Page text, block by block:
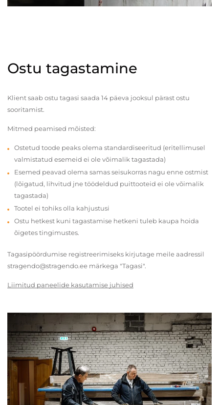
Ostu tagastamine
Klient saab ostu tagasi saada 14 päeva jooksul pärast ostu
sooritamist.
Mitmed peamised mõisted:
Ostetud toode peaks olema standardiseeritud (eritellimusel
valmistatud esemeid ei ole võimalik tagastada)
Esemed peavad olema samas seisukorras nagu enne ostmist
(lõigatud, lihvitud jne töödeldud puittooteid ei ole võimalik
tagastada)
Tootel ei tohiks olla kahjustusi
Ostu hetkest kuni tagastamise hetkeni tuleb kaupa hoida
õigetes tingimustes.
Tagasipöördumise registreerimiseks kirjutage meile aadressil
stragendo@stragendo.ee märkega "Tagasi".
Liimitud paneelide kasutamise juhised